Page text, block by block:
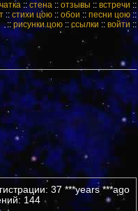
::стена :: отзывы :: встречи ::
:: стихи цою :: обои :: песни цою::
::рисунки цою :: ссылки :: войти ::
37 ***years ***ago
144